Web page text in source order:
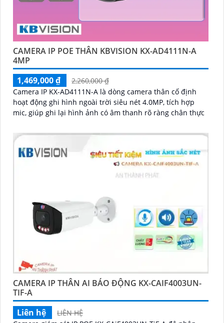
CAMERA IP POE THÂN KBVISION KX-AD4111N-A
4MP
1,469,000 ₫
2,260,000 ₫
Camera IP KX-AD4111N-A là dòng camera thân cố định
hoạt động ghi hình ngoài trời siêu nét 4.0MP, tích hợp
mic, giúp ghi lại hình ảnh có âm thanh rõ ràng chân thực
CAMERA IP THÂN AI BÁO ĐỘNG KX-CAIF4003UN-
TIF-A
Liên hệ
LIÊN HỆ